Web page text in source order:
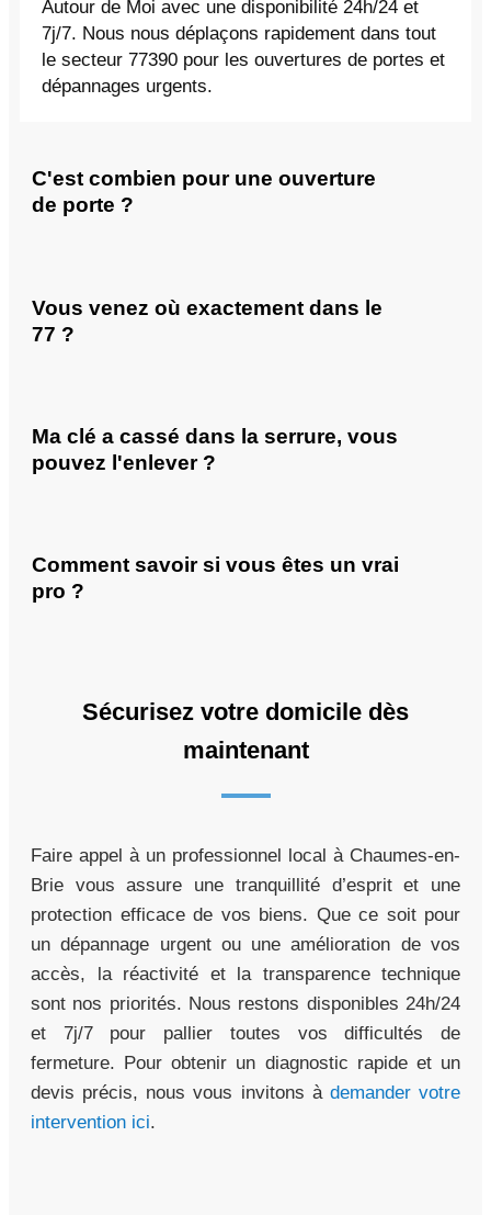
Autour de Moi avec une disponibilité 24h/24 et
7j/7. Nous nous déplaçons rapidement dans tout
le secteur 77390 pour les ouvertures de portes et
dépannages urgents.
C'est combien pour une ouverture
de porte ?
Vous venez où exactement dans le
77 ?
Ma clé a cassé dans la serrure, vous
pouvez l'enlever ?
Comment savoir si vous êtes un vrai
pro ?
Sécurisez votre domicile dès
maintenant
Faire appel à un professionnel local à Chaumes-en-
Brie vous assure une tranquillité d’esprit et une
protection efficace de vos biens. Que ce soit pour
un dépannage urgent ou une amélioration de vos
accès, la réactivité et la transparence technique
sont nos priorités. Nous restons disponibles 24h/24
et 7j/7 pour pallier toutes vos difficultés de
fermeture. Pour obtenir un diagnostic rapide et un
devis précis, nous vous invitons à demander votre
intervention ici.